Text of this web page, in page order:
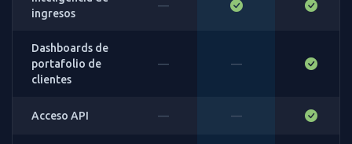
ingresos
—
Dashboards de
portafolio de
clientes
— —
Acceso API — —